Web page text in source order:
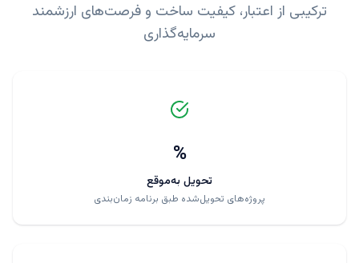
ترکیبی از اعتبار، کیفیت ساخت و فرصت‌های ارزشمند
سرمایه‌گذاری
%
تحویل به‌موقع
پروژه‌های تحویل‌شده طبق برنامه زمان‌بندی